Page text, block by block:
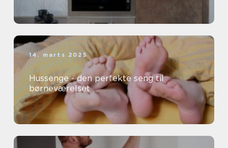
14. marts 2025
Hussenge - den perfekte seng til
børneværelset